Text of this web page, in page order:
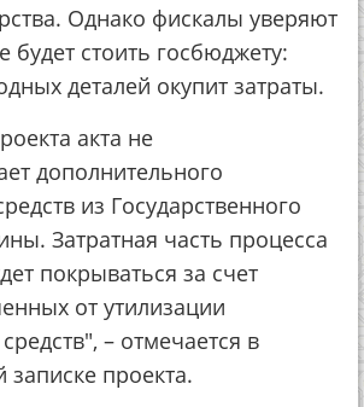
Однако фискалы уверяют
будет стоить госбюджету:
деталей окупит затраты.
акта не
дополнительного
из Государственного
Затратная часть процесса
покрываться за счет
от утилизации
– отмечается в
записке проекта.